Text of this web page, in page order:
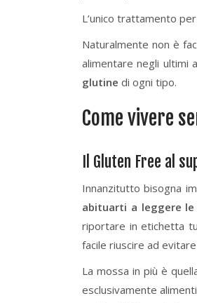
L’unico trattamento
Naturalmente non è
alimentare negli ultimi
glutine di ogni tipo.
Come vivere
Il Gluten Free al
Innanzitutto bisogna
abituarti a leggere
riportare in etichetta
facile riuscire ad
La mossa in più è
esclusivamente